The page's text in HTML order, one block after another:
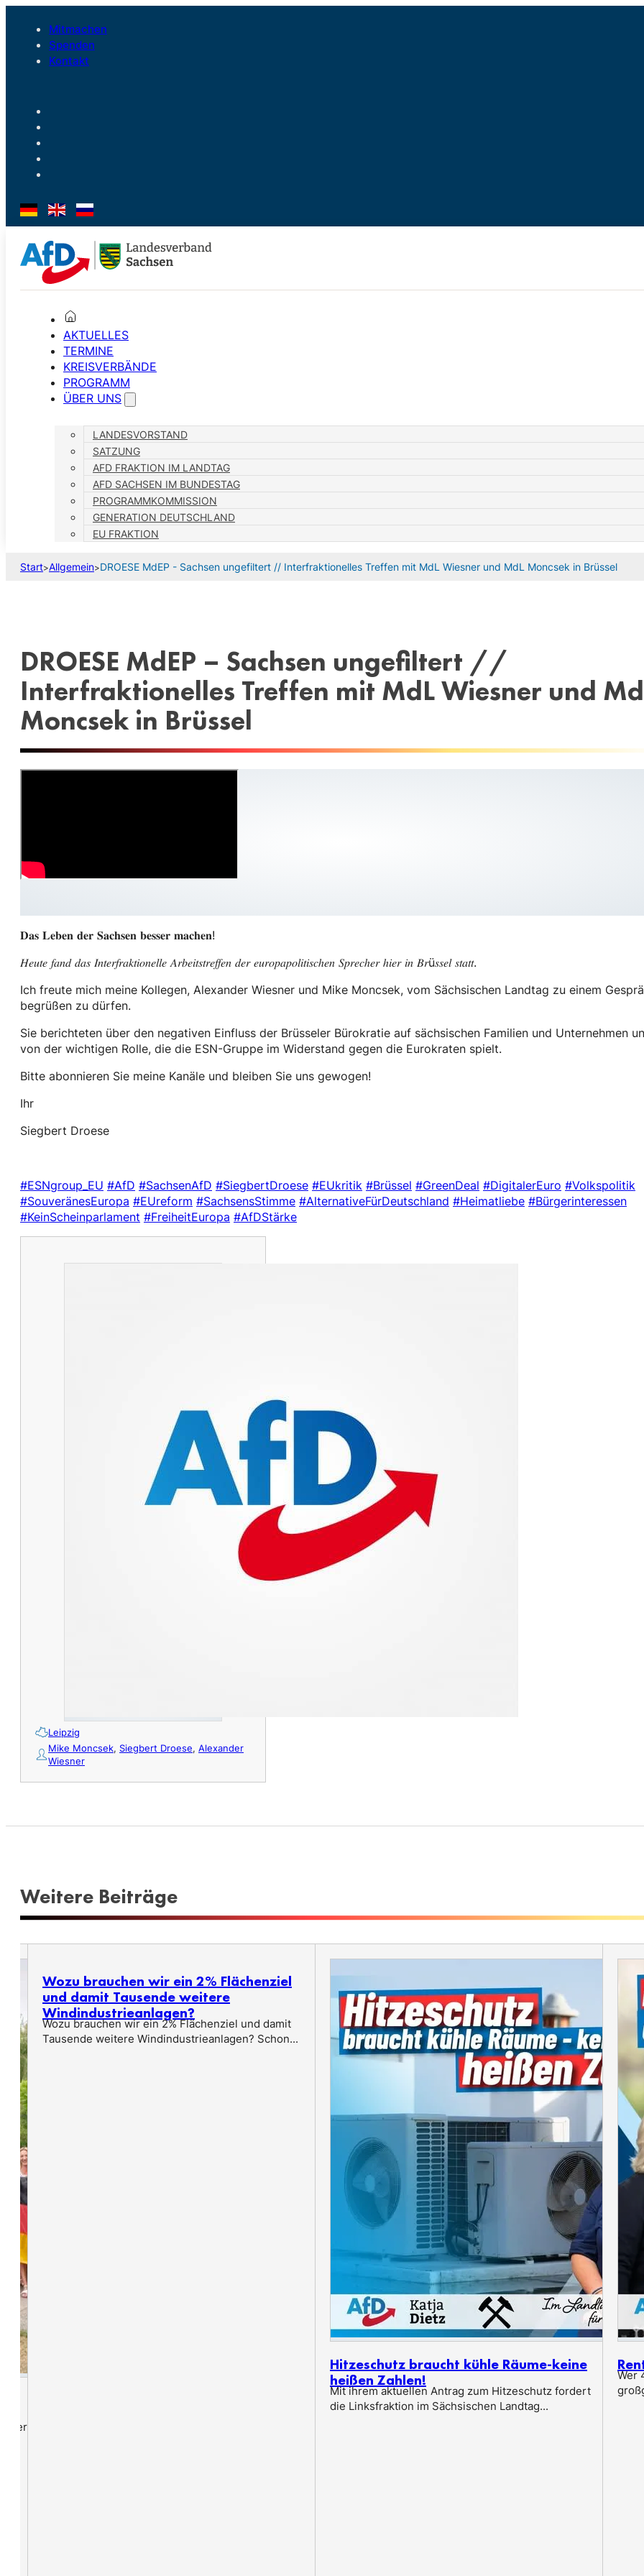
Mitmachen
Spenden
Kontakt
AKTUELLES
TERMINE
KREISVERBÄNDE
PROGRAMM
ÜBER UNS
LANDESVORSTAND
SATZUNG
AFD FRAKTION IM LANDTAG
AFD SACHSEN IM BUNDESTAG
PROGRAMMKOMMISSION
GENERATION DEUTSCHLAND
EU FRAKTION
Start>Allgemein>DROESE MdEP - Sachsen ungefiltert // Interfraktionelles Treffen mit MdL Wiesner und MdL Moncsek in Brüssel
DROESE MdEP – Sachsen ungefiltert //
Interfraktionelles Treffen mit MdL Wiesner und
Moncsek in Brüssel
𝐃𝐚𝐬 𝐋𝐞𝐛𝐞𝐧 𝐝𝐞𝐫 𝐒𝐚𝐜𝐡𝐬𝐞𝐧 𝐛𝐞𝐬𝐬𝐞𝐫 𝐦𝐚𝐜𝐡𝐞𝐧!
𝐻𝑒𝑢𝑡𝑒 𝑓𝑎𝑛𝑑 𝑑𝑎𝑠 𝐼𝑛𝑡𝑒𝑟𝑓𝑟𝑎𝑘𝑡𝑖𝑜𝑛𝑒𝑙𝑙𝑒 𝐴𝑟𝑏𝑒𝑖𝑡𝑠𝑡𝑟𝑒𝑓𝑓𝑒𝑛 𝑑𝑒𝑟 𝑒𝑢𝑟𝑜𝑝𝑎𝑝𝑜𝑙𝑖𝑡𝑖𝑠𝑐ℎ𝑒𝑛 𝑆𝑝𝑟𝑒𝑐ℎ𝑒𝑟 ℎ𝑖𝑒𝑟 𝑖𝑛 𝐵𝑟ü𝑠𝑠𝑒𝑙 𝑠𝑡𝑎𝑡𝑡.
Ich freute mich meine Kollegen, Alexander Wiesner und Mike Moncsek, vom Sächsischen Landtag zu einem
begrüßen zu dürfen.
Sie berichteten über den negativen Einfluss der Brüsseler Bürokratie auf sächsischen Familien und Unternehmen
von der wichtigen Rolle, die die ESN-Gruppe im Widerstand gegen die Eurokraten spielt.
Bitte abonnieren Sie meine Kanäle und bleiben Sie uns gewogen!
Ihr
Siegbert Droese
#ESNgroup_EU #AfD #SachsenAfD #SiegbertDroese #EUkritik #Brüssel #GreenDeal #DigitalerEuro #Volkspolitik
#SouveränesEuropa #EUreform #SachsensStimme #AlternativeFürDeutschland #Heimatliebe #Bürgerinteressen
#KeinScheinparlament #FreiheitEuropa #AfDStärke
Leipzig
Mike Moncsek, Siegbert Droese, Alexander
Wiesner
Weitere Beiträge
Wozu brauchen wir ein 2% Flächenziel
und damit Tausende weitere
Windindustrieanlagen?
Wozu brauchen wir ein 2% Flächenziel und damit
Tausende weitere Windindustrieanlagen? Schon...
Hitzeschutz braucht kühle Räume-keine
heißen Zahlen!
Mit ihrem aktuellen Antrag zum Hitzeschutz fordert
die Linksfraktion im Sächsischen Landtag...
Wer